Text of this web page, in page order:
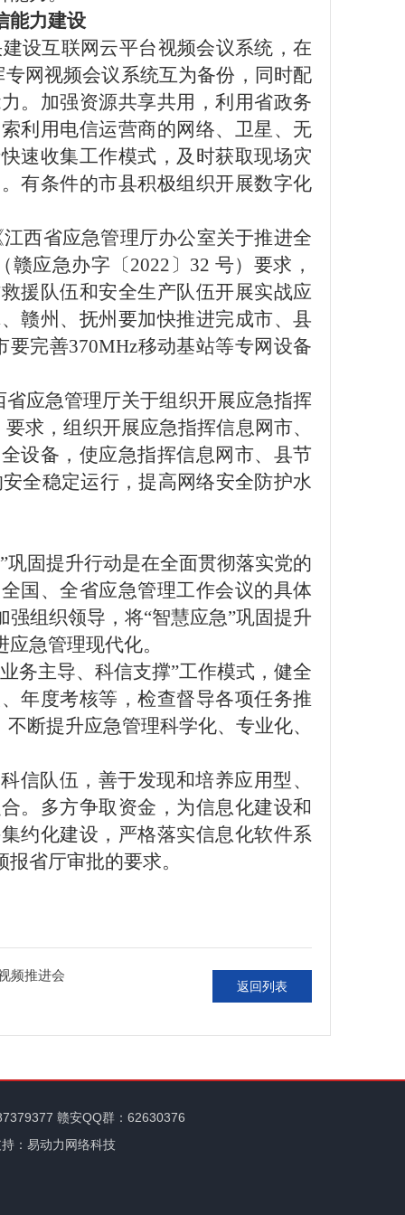
能力建设
设互联网云平台视频会议系统，在
网视频会议系统互为备份，同时配
。加强资源共享共用， 利用省政务
利用电信运营商的网络、卫星、无
速收集工作模式，及时获取现场灾
有条件的市县积极组织开展数字化
西省应急管理厅办公室关于推进全
应急办字〔2022〕32 号）要求，
援队伍和安全生产队伍开展实战应
赣州、抚州要加快推进完成市、县
要完善370MHz移动基站等专网设备
省应急管理厅关于组织开展应急指挥
要求，组织开展应急指挥信息网市、
设备，使应急指挥信息网市、县节
全稳定运行，提高网络安全防护水
巩固提升行动是在全面贯彻落实党的
国、全省应急管理工作会议的具体
组织领导， 将“智慧应急”巩固提升
急管理现代化。
务主导、科信支撑”工作模式，健全
年度考核等，检查督导各项任务推
断提升应急管理科学化、专业化、
信队伍，善于发现和培养应用型、
。多方争取资金，为信息化建设和
约化建设，严格落实信息化软件系
省厅审批的要求。
频推进会
返回列表
赣安QQ群：62630376
：易动力网络科技